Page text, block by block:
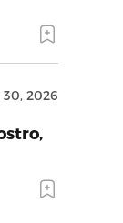
30, 2026